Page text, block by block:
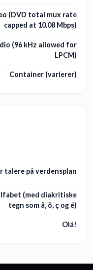
(DVD total mux rate
capped at 10.08 Mbps)
(96 kHz allowed for
LPCM)
Container (varierer)
talere på verdensplan
(med diakritiske
tegn som ã, õ, ç og é)
Olá!